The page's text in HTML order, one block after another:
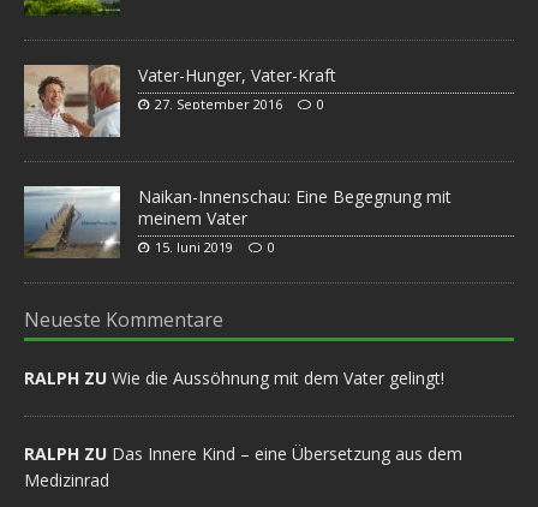
Vater-Hunger, Vater-Kraft
27. September 2016 0
Naikan-Innenschau: Eine Begegnung mit
meinem Vater
15. Juni 2019 0
Neueste Kommentare
RALPH ZU Wie die Aussöhnung mit dem Vater gelingt!
RALPH ZU Das Innere Kind – eine Übersetzung aus dem
Medizinrad